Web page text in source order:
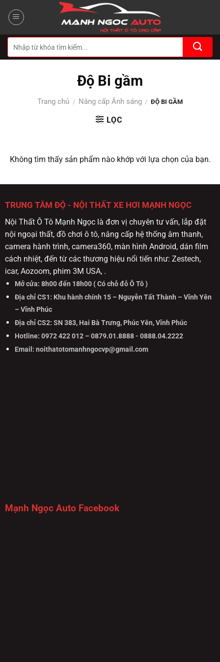
qua
dung
kiếm:
Độ Bi gầm
Trang chủ / Nâng cấp Ánh sáng / ĐỘ BI GẦM
LỌC
Không tìm thấy sản phẩm nào khớp với lựa chọn của bạn.
TRUNG TÂM ĐỘ - NỘI THẤT XE HƠI MẠNH NGỌC
Nội Thất Ô Tô Mạnh Ngọc là đơn vị chuyên tư vấn, lắp đặt
nội ngoại thất, đồ chơi ô tô, nâng cấp hệ thống âm thanh,
camera hành trình, camera360, màn hình Android, dán film
cách nhiệt, đến từ các thương hiệu nổi tiến như: Zestech,
icar, Aozoom, phim 3M USA, .
Mở cửa: 8h00 đến 18h00 ( Có chỗ đỗ Ô Tô )
Địa chỉ CS1: Khu hành chính 15 – Nguyễn Tất Thành – Vĩnh Yên
– Vĩnh Phúc
Địa chỉ CS2: SN 383, Hai Bà Trưng, Phúc Yên, Vĩnh Phúc
Hotline: 0972 422 012 – 0879.01.8888 - 0888.04.2222
Email: noithatotomanhngocvp@gmail.com
Mạnh Ngọc Auto Facebook